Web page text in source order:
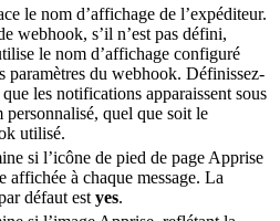
le nom d’affichage de l’expéditeur.
webhook, s’il n’est pas défini,
le nom d’affichage configuré
paramètres du webhook. Définissez-
les notifications apparaissent sous
personnalisé, quel que soit le
utilisé.
si l’icône de pied de page Apprise
affichée à chaque message. La
défaut est yes.